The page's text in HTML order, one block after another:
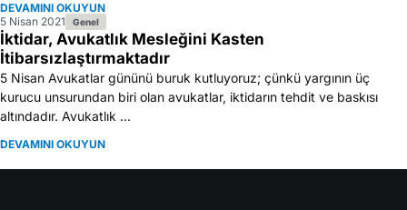
DEVAMINI OKUYUN
5 Nisan 2021
Genel
İktidar, Avukatlık Mesleğini Kasten
İtibarsızlaştırmaktadır
5 Nisan Avukatlar gününü buruk kutluyoruz; çünkü yargının üç
kurucu unsurundan biri olan avukatlar, iktidarın tehdit ve baskısı
altındadır. Avukatlık ...
DEVAMINI OKUYUN